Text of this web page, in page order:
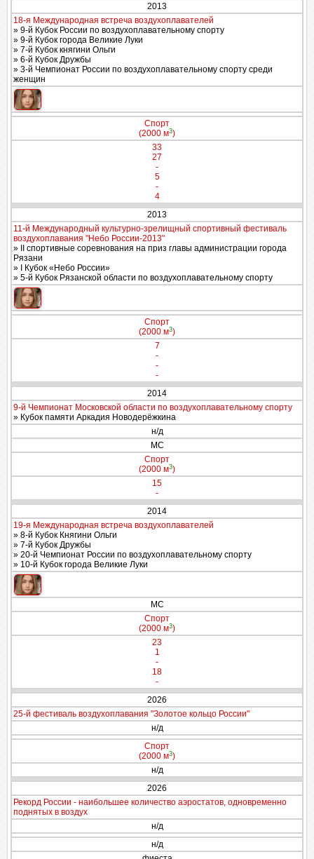
2013
18-я Международная встреча воздухоплавателей
» 9-й Кубок России по воздухоплавательному спорту
» 9-й Кубок города Великие Луки
» 7-й Кубок княгини Ольги
» 6-й Кубок Дружбы
» 3-й Чемпионат России по воздухоплавательному спорту среди
женщин
Спорт
(2000 м3)
33
27
-
5
-
4
2013
11-й Международный культурно-зрелищный спортивный фестиваль
воздухоплавания "Небо России-2013"
» II спортивные соревнования на приз главы администрации города
Рязани
» I Кубок «Небо России»
» 5-й Кубок Рязанской области по воздухоплавательному спорту
Спорт
(2000 м3)
7
-
-
-
2014
9-й Чемпионат Московской области по воздухоплавательному спорту
» Кубок памяти Аркадия Новодерёжкина
н/д
МС
Спорт
(2000 м3)
15
-
2014
19-я Международная встреча воздухоплавателей
» 8-й Кубок Княгини Ольги
» 7-й Кубок Дружбы
» 20-й Чемпионат России по воздухоплавательному спорту
» 10-й Кубок города Великие Луки
МС
Спорт
(2000 м3)
23
1
-
18
-
2026
25-й фестиваль воздухоплавания "Золотое кольцо России"
н/д
Спорт
(2000 м3)
н/д
2026
Рекорд России - наибольшее количество аэростатов, одновременно
поднятых в воздух
н/д
н/д